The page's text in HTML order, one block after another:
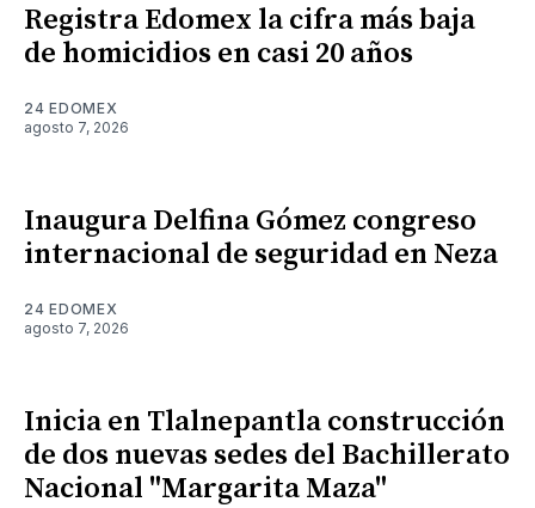
Registra Edomex la cifra más baja
de homicidios en casi 20 años
24 EDOMEX
agosto 7, 2026
Inaugura Delfina Gómez congreso
internacional de seguridad en Neza
24 EDOMEX
agosto 7, 2026
Inicia en Tlalnepantla construcción
de dos nuevas sedes del Bachillerato
Nacional "Margarita Maza"